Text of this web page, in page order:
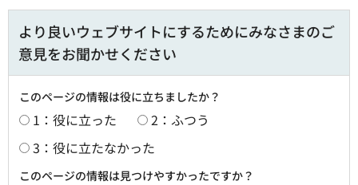
より良いウェブサイトにするためにみなさまのご
意見をお聞かせください
このページの情報は役に立ちましたか？
1：役に立った
2：ふつう
3：役に立たなかった
このページの情報は見つけやすかったですか？